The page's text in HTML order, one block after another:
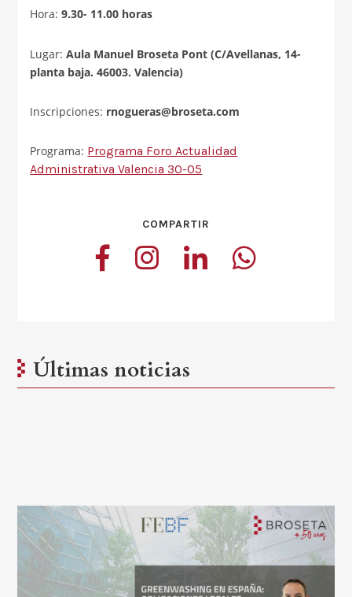
Hora: 9.30- 11.00 horas
Lugar: Aula Manuel Broseta Pont (C/Avellanas, 14-
planta baja. 46003. Valencia)
Inscripciones: rnogueras@broseta.com
Programa: Programa Foro Actualidad
Administrativa Valencia 30-05
COMPARTIR
Últimas noticias